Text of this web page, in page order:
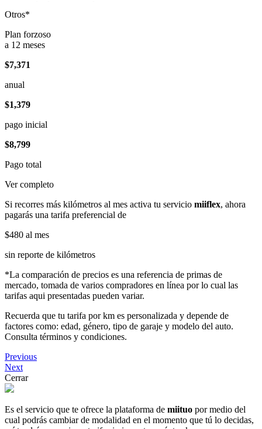
Otros*
Plan forzoso
a 12 meses
$7,371
anual
$1,379
pago inicial
$8,799
Pago total
Ver completo
Si recorres más kilómetros al mes activa tu servicio miiflex, ahora
pagarás una tarifa preferencial de
$480 al mes
sin reporte de kilómetros
*La comparación de precios es una referencia de primas de
mercado, tomada de varios compradores en línea por lo cual las
tarifas aqui presentadas pueden variar.
Recuerda que tu tarifa por km es personalizada y depende de
factores como: edad, género, tipo de garaje y modelo del auto.
Consulta términos y condiciones.
Previous
Next
Cerrar
Es el servicio que te ofrece la plataforma de miituo por medio del
cual podrás cambiar de modalidad en el momento que tú lo decidas,